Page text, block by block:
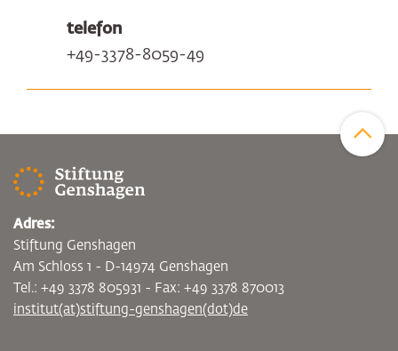
telefon
+49-3378-8059-49
Adres:
Stiftung Genshagen
Am Schloss 1 - D-14974 Genshagen
Tel.: +49 3378 805931 - Fax: +49 3378 870013
institut(at)stiftung-genshagen(dot)de